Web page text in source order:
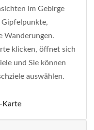
im Gebirge
Gipfelpunkte,
Wanderungen.
klicken, öffnet sich
und Sie können
auswählen.